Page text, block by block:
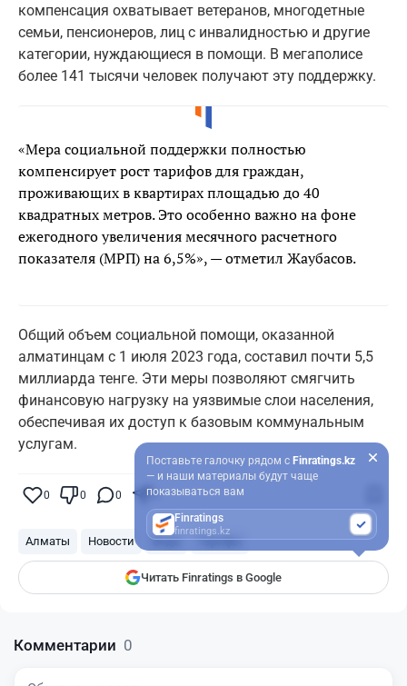
компенсация охватывает ветеранов, многодетные
семьи, пенсионеров, лиц с инвалидностью и другие
категории, нуждающиеся в помощи. В мегаполисе
более 141 тысячи человек получают эту поддержку.
«Мера социальной поддержки полностью
компенсирует рост тарифов для граждан,
проживающих в квартирах площадью до 40
квадратных метров. Это особенно важно на фоне
ежегодного увеличения месячного расчетного
показателя (МРП) на 6,5%», — отметил Жаубасов.
Общий объем социальной помощи, оказанной
алматинцам с 1 июля 2023 года, составил почти 5,5
миллиарда тенге. Эти меры позволяют смягчить
финансовую нагрузку на уязвимые слои населения,
обеспечивая их доступ к базовым коммунальным
услугам.
0 0 0 0
Алматы Новости Вода Тарифы
Читать Finratings в Google
Поставьте галочку рядом с Finratings.kz
— и наши материалы будут чаще
показываться вам
Finratings
finratings.kz
Комментарии 0